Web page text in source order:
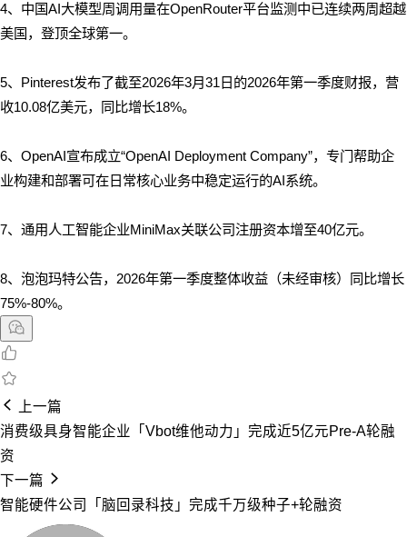
4、中国AI大模型周调用量在OpenRouter平台监测中已连续两周超越
美国，登顶全球第一。
5、Pinterest发布了截至2026年3月31日的2026年第一季度财报，营
收10.08亿美元，同比增长18%。
6、OpenAI宣布成立“OpenAI Deployment Company”，专门帮助企
业构建和部署可在日常核心业务中稳定运行的AI系统。
7、通用人工智能企业MiniMax关联公司注册资本增至40亿元。
8、泡泡玛特公告，2026年第一季度整体收益（未经审核）同比增长
75%-80%。
上一篇
消费级具身智能企业「Vbot维他动力」完成近5亿元Pre-A轮融
资
下一篇
智能硬件公司「脑回录科技」完成千万级种子+轮融资